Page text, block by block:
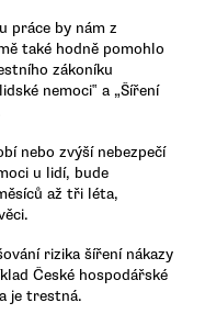
práce by nám z
také hodně pomohlo
zákoníku
nemoci‟ a „Šíření
nebo zvýší nebezpečí
u lidí, bude
až tři léta,
rizika šíření nákazy
České hospodářské
je trestná.